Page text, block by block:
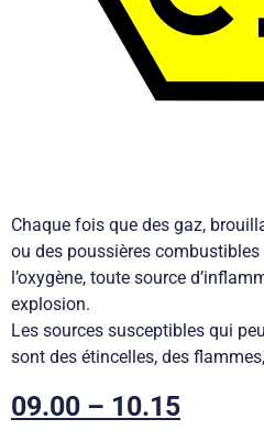
Chaque fois que des gaz,
ou des poussières
l’oxygène, toute source
explosion.
Les sources susceptibles qui
sont des étincelles, des
09.00 – 10.15